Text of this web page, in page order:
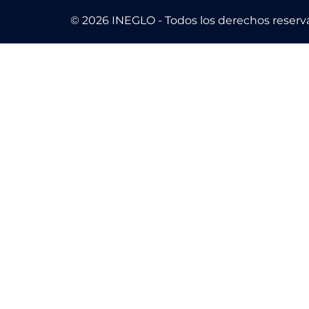
© 2026 INEGLO - Todos los derechos